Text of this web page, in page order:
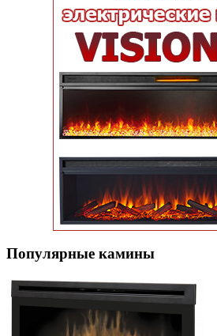
Популярные кaмины